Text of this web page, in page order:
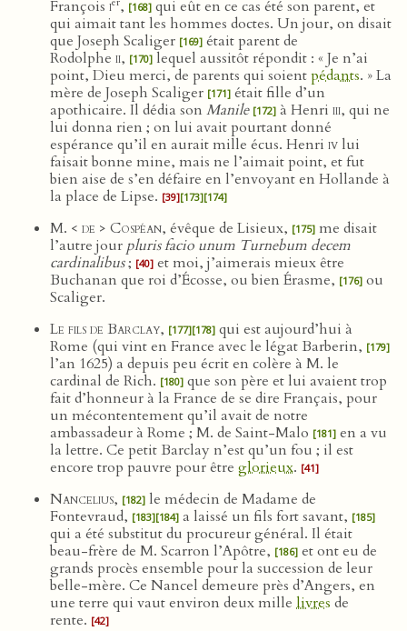
François i , [168] qui eût en ce cas été son parent, et
qui aimait tant les hommes doctes. Un jour, on disait
que Joseph Scaliger [169] était parent de
Rodolphe ii, [170] lequel aussitôt répondit : « Je n’ai
point, Dieu merci, de parents qui soientpédants. » La
mère de Joseph Scaliger [171] était fille d’un
apothicaire. Il dédia son Manile [172] à Henri iii, qui ne
lui donna rien ; on lui avait pourtant donné
espérance qu’il en aurait mille écus. Henri ivlui
faisait bonne mine, mais ne l’aimait point, et fut
bien aise de s’en défaire en l’envoyant en Hollande à
la place de Lipse. [39][173][174]
M. < de > Cospéan, évêque de Lisieux, [175] me disait
l’autre jour pluris facio unum Turnebum decem
cardinalibus; [40] et moi, j’aimerais mieux être
Buchanan que roi d’Écosse, ou bien Érasme, [176] ou
Scaliger.
Le fils de Barclay, [177][178] qui est aujourd’hui à
Rome (qui vint en France avec le légat Barberin, [179]
l’an 1625) a depuis peu écrit en colère à M. le
cardinal de Rich. [180] que son père et lui avaient trop
fait d’honneur à la France de se dire Français, pour
un mécontentement qu’il avait de notre
ambassadeur à Rome ; M. de Saint-Malo [181] en a vu
la lettre. Ce petit Barclay n’est qu’un fou ; il est
encore trop pauvre pour être glorieux. [41]
Nancelius, [182] le médecin de Madame de
Fontevraud, [183][184] a laissé un fils fort savant, [185]
qui a été substitut du procureur général. Il était
beau-frère de M. Scarron l’Apôtre, [186] et ont eu de
grands procès ensemble pour la succession de leur
belle-mère. Ce Nancel demeure près d’Angers, en
une terre qui vaut environ deux mille livres de
rente. [42]